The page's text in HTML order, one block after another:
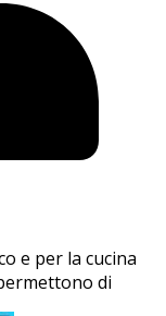
e per la cucina
di